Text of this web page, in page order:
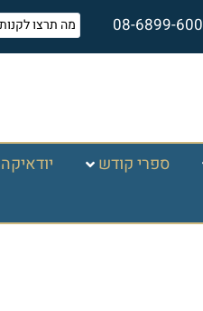
08-6899-600
ספרי קודש